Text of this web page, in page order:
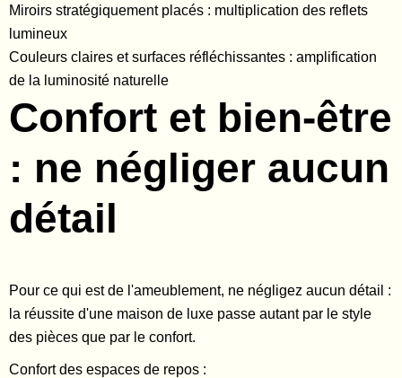
Miroirs stratégiquement placés : multiplication des reflets
lumineux
Couleurs claires et surfaces réfléchissantes : amplification
de la luminosité naturelle
Confort et bien-être
: ne négliger aucun
détail
Pour ce qui est de l'ameublement, ne négligez aucun détail :
la réussite d'une maison de luxe passe autant par le style
des pièces que par le confort.
Confort des espaces de repos :